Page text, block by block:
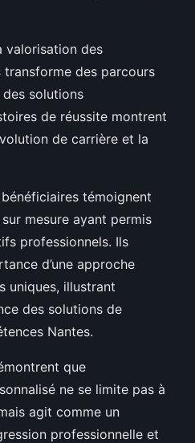
valorisation des
des parcours
solutions
de réussite montrent
de carrière et la
témoignent
mesure ayant permis
professionnels. Ils
d’une approche
uniques, illustrant
des solutions de
Nantes.
que
ne se limite pas à
agit comme un
professionnelle et